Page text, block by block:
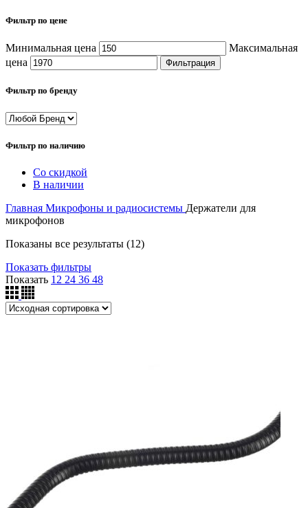
Фильтр по цене
Минимальная цена
Максимальная
цена
Фильтрация
Фильтр по бренду
Фильтр по наличию
Со скидкой
В наличии
Главная Микрофоны и радиосистемы Держатели для
микрофонов
Показаны все результаты (12)
Показать фильтры
Показать 12 24 36 48